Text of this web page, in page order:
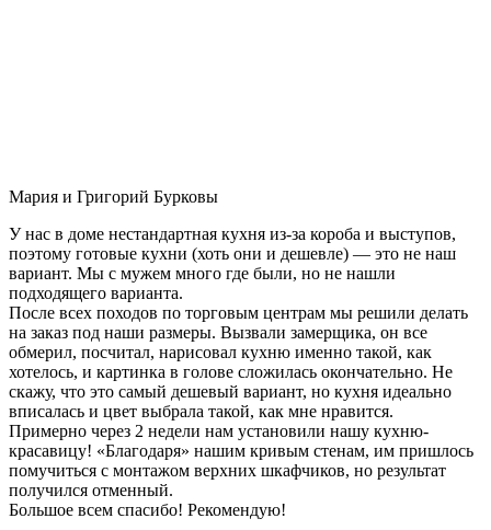
Мария и Григорий Бурковы
У нас в доме нестандартная кухня из-за короба и выступов,
поэтому готовые кухни (хоть они и дешевле) — это не наш
вариант. Мы с мужем много где были, но не нашли
подходящего варианта.
После всех походов по торговым центрам мы решили делать
на заказ под наши размеры. Вызвали замерщика, он все
обмерил, посчитал, нарисовал кухню именно такой, как
хотелось, и картинка в голове сложилась окончательно. Не
скажу, что это самый дешевый вариант, но кухня идеально
вписалась и цвет выбрала такой, как мне нравится.
Примерно через 2 недели нам установили нашу кухню-
красавицу! «Благодаря» нашим кривым стенам, им пришлось
помучиться с монтажом верхних шкафчиков, но результат
получился отменный.
Большое всем спасибо! Рекомендую!